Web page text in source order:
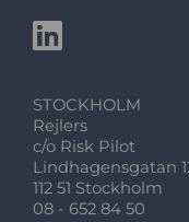
STOCKHOLM
Rejlers
c/o Risk Pilot
Lindhagensgatan
112 51 Stockholm
08 - 652 84 50